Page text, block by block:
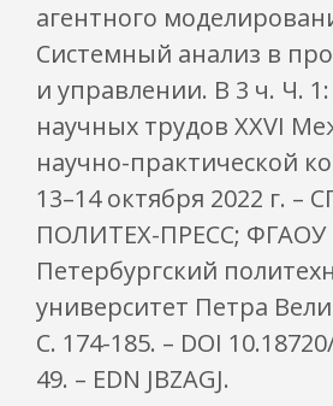
агентного
Системный анализ в
и управлении. В 3 ч. Ч.
научных трудов XXVI
научно-практической
13–14 октября 2022 г. –
ПОЛИТЕХ-ПРЕСС; ФГАОУ
Петербургский
университет Петра
С. 174-185. – DOI
49. – EDN JBZAGJ.